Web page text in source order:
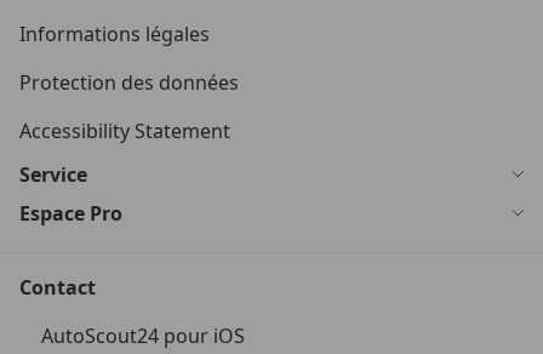
Informations légales
Protection des données
Accessibility Statement
Service
Espace Pro
Contact
AutoScout24 pour iOS